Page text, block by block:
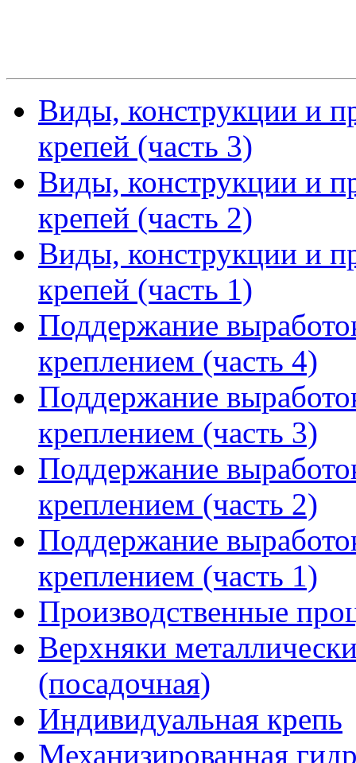
Виды, конструкции и
крепей (часть 3)
Виды, конструкции и
крепей (часть 2)
Виды, конструкции и
крепей (часть 1)
Поддержание
креплением (часть 4)
Поддержание
креплением (часть 3)
Поддержание
креплением (часть 2)
Поддержание
креплением (часть 1)
Производственные
Верхняки
(посадочная)
Индивидуальная крепь
Механизированная